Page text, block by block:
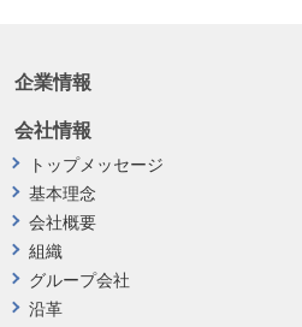
企業情報
会社情報
トップメッセージ
基本理念
会社概要
組織
グループ会社
沿革